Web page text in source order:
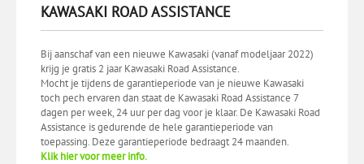
KAWASAKI ROAD ASSISTANCE
Bij aanschaf van een nieuwe Kawasaki (vanaf modeljaar 2022)
krijg je gratis 2 jaar Kawasaki Road Assistance.
Mocht je tijdens de garantieperiode van je nieuwe Kawasaki
toch pech ervaren dan staat de Kawasaki Road Assistance 7
dagen per week, 24 uur per dag voor je klaar. De Kawasaki Road
Assistance is gedurende de hele garantieperiode van
toepassing. Deze garantieperiode bedraagt 24 maanden.
Klik hier voor meer info.